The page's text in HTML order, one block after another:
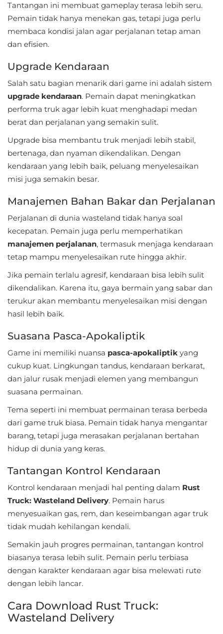
Drink
Health
&
Fitness
House
&
Home
Libraries
&
Demo
Maps
&
Navigation
Music
&
Magazines
Parenting
Personalisasi
Personalization
Photography
Productivity
Shopping
Sport
Sports
Tools
Tantangan ini membuat gameplay terasa lebih seru.
Pemain tidak hanya menekan gas, tetapi juga perlu
membaca kondisi jalan agar perjalanan tetap aman
dan efisien.
Upgrade Kendaraan
Salah satu bagian menarik dari game ini adalah sistem
upgrade kendaraan. Pemain dapat meningkatkan
performa truk agar lebih kuat menghadapi medan
berat dan perjalanan yang semakin sulit.
Upgrade bisa membantu truk menjadi lebih stabil,
bertenaga, dan nyaman dikendalikan. Dengan
kendaraan yang lebih baik, peluang menyelesaikan
misi juga semakin besar.
Manajemen Bahan Bakar dan Perjalanan
Perjalanan di dunia wasteland tidak hanya soal
kecepatan. Pemain juga perlu memperhatikan
manajemen perjalanan, termasuk menjaga kendaraan
tetap mampu menyelesaikan rute hingga akhir.
Jika pemain terlalu agresif, kendaraan bisa lebih sulit
dikendalikan. Karena itu, gaya bermain yang sabar dan
terukur akan membantu menyelesaikan misi dengan
hasil lebih baik.
Suasana Pasca-Apokaliptik
Game ini memiliki nuansa pasca-apokaliptik yang
cukup kuat. Lingkungan tandus, kendaraan berkarat,
dan jalur rusak menjadi elemen yang membangun
suasana permainan.
Tema seperti ini membuat permainan terasa berbeda
dari game truk biasa. Pemain tidak hanya mengantar
barang, tetapi juga merasakan perjalanan bertahan
hidup di dunia yang keras.
Tantangan Kontrol Kendaraan
Kontrol kendaraan menjadi hal penting dalam Rust
Truck: Wasteland Delivery. Pemain harus
menyesuaikan gas, rem, dan keseimbangan agar truk
tidak mudah kehilangan kendali.
Semakin jauh progres permainan, tantangan kontrol
biasanya terasa lebih sulit. Pemain perlu terbiasa
dengan karakter kendaraan agar bisa melewati rute
dengan lebih lancar.
Cara Download Rust Truck:
Wasteland Delivery